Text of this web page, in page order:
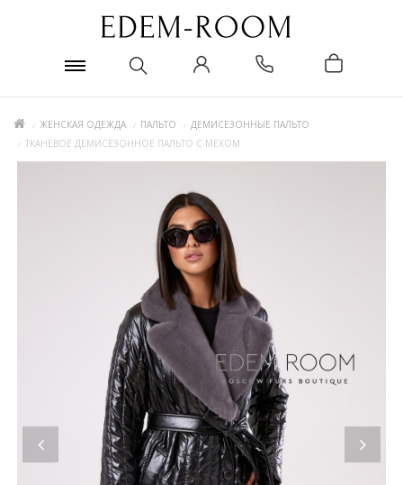
ЖЕНСКАЯ ОДЕЖДА ПАЛЬТО
ДЕМИСЕЗОННЫЕ ПАЛЬТО
ТКАНЕВОЕ ДЕМИСЕЗОННОЕ ПАЛЬТО С МЕХОМ